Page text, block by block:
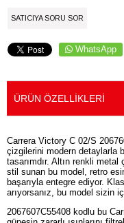
SATICIYA SORU SOR
WhatsApp
ÜRÜN ÖZELLIKLERI
Carrera Victory C 02/S
çizgilerini modern detaylarla
tasarımdır. Altın renkli
stil sunan bu model, retro
başarıyla entegre ediyor.
arıyorsanız, bu model sizin
2067607C55408 kodlu bu